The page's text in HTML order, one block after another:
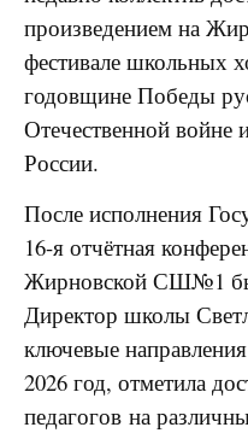
произведением на
фестивале школьных
годовщине Победы
Отечественной войне
России.
После исполнения
16-я отчётная
Жирновской СШ№1
Директор школы
ключевые
2026 год, отметила
педагогов на